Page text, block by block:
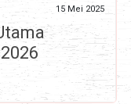
15 Mei 2025